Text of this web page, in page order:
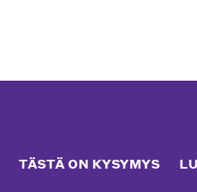
TÄSTÄ ON KYSYMYS